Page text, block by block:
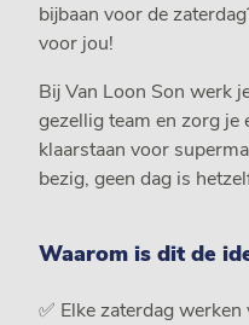
bijbaan voor de
voor jou!
Bij Van Loon Son werk
gezellig team en zorg
klaarstaan voor
bezig, geen dag is
Waarom is dit de
✅ Elke zaterdag